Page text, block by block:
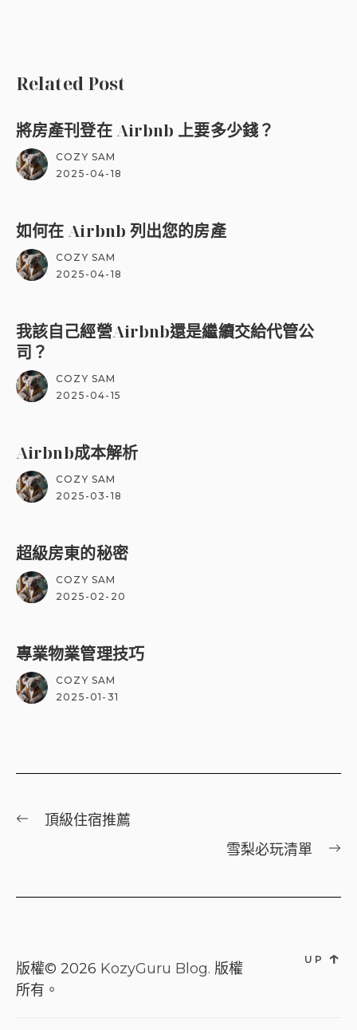
Related Post
將房產刊登在 Airbnb 上要多少錢？
COZY SAM
2025-04-18
如何在 Airbnb 列出您的房產
COZY SAM
2025-04-18
我該自己經營Airbnb還是繼續交給代管公
司？
COZY SAM
2025-04-15
Airbnb成本解析
COZY SAM
2025-03-18
超級房東的秘密
COZY SAM
2025-02-20
專業物業管理技巧
COZY SAM
2025-01-31
文
覽
Previous
頂級住宿推薦
下
雪梨必玩清單
版權© 2026 KozyGuru Blog. 版權
所有。
UP ↑